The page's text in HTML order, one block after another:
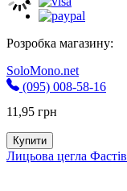
11,95 грн
Купити
Лицьова цегла Фастів
Розробка магазину:
SoloMono.net
(095) 008-58-16